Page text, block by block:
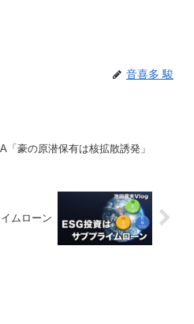
音喜多 駿
「豪の原潜保有は核拡散誘発」
ムローン